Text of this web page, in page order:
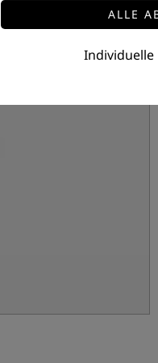
Individuelle